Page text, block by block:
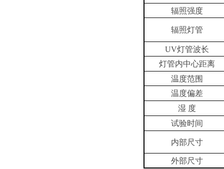
辐照强度
辐照灯管
UV灯管波长
灯管内中心距离
温度范围
温度偏差
湿 度
试验时间
内部尺寸
外部尺寸